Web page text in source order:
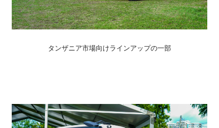
タンザニア市場向けラインアップの一部